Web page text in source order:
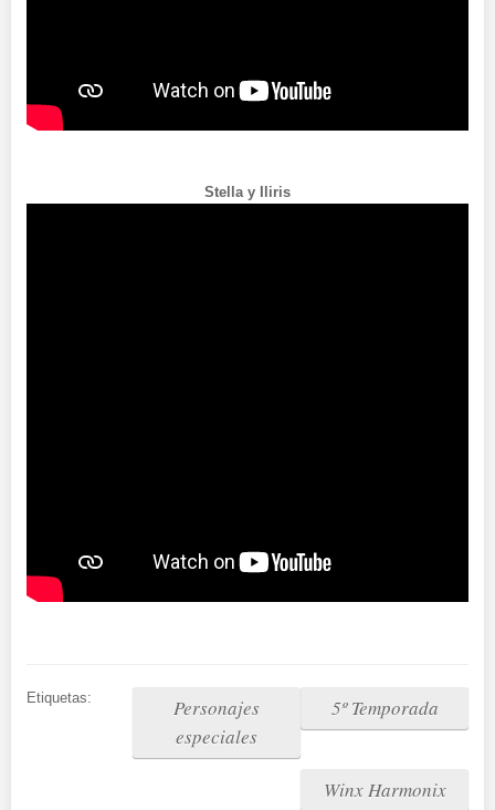
Stella y Iliris
Etiquetas: 5º Temporada
Personajes
especiales
Winx Harmonix